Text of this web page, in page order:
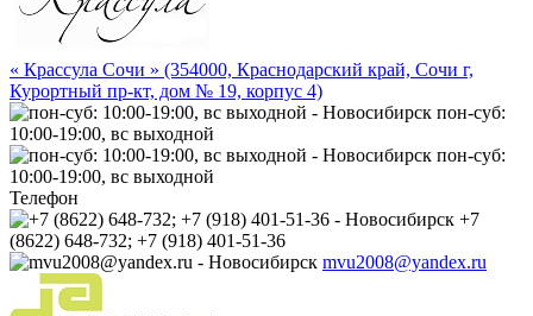
« Крассула Сочи » (354000, Краснодарский край, Сочи г,
Курортный пр-кт, дом № 19, корпус 4)
пон-суб:
10:00-19:00, вс выходной
пон-суб:
10:00-19:00, вс выходной
Телефон
+7
(8622) 648-732; +7 (918) 401-51-36
mvu2008@yandex.ru